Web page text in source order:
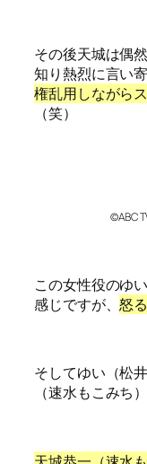
その後天城は偶
知り熱烈に言い
権乱用しながら
（笑）
©ABC
この女性役のゆ
感じですが、怒
そしてゆい（松
（速水もこみち